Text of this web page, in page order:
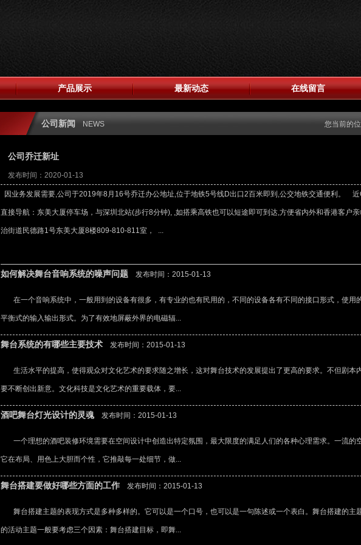
产品展示 最新动态 在线留言
公司新闻 NEWS 您当前的
公司乔迁新址
发布时间：2020-01-13
因业务发展需要,公司于2019年8月16号乔迁办公地址,位于地铁5号线D出口2百米即到,公交地铁交通便利。
直接导航：东美大厦停车场，与深圳北站(步行8分钟), ,如搭乘高铁也可以短途即可到达,方便省内外和香港客户
治街道民德路1号东美大厦8楼809-810-811室， ...
如何解决舞台音响系统的噪声问题 发布时间：2015-01-13
在一个音响系统中，一般用到的设备有很多，有专业的也有民用的，不同的设备各有不同的接口形式，使用
平衡式的输入输出形式。为了有效地屏蔽外界的电磁辐...
舞台系统的有哪些主要技术 发布时间：2015-01-13
生活水平的提高，使得观众对文化艺术的要求随之增长，这对舞台技术的发展提出了更高的要求。不但剧本
要不断创出新意。文化科技是文化艺术的重要载体，要...
酒吧舞台灯光设计的灵魂发布时间：2015-01-13
一个理想的酒吧装修环境需要在空间设计中创造出特定氛围，最大限度的满足人们的各种心理需求。一流的
它在布局、用色上大胆而个性，它推敲每一处细节，做...
舞台搭建要做好哪些方面的工作 发布时间：2015-01-13
舞台搭建主题的表现方式是多种多样的。它可以是一个口号，也可以是一句陈述或一个表白。舞台搭建的主
的活动主题一般要考虑三个因素：舞台搭建目标，即舞...